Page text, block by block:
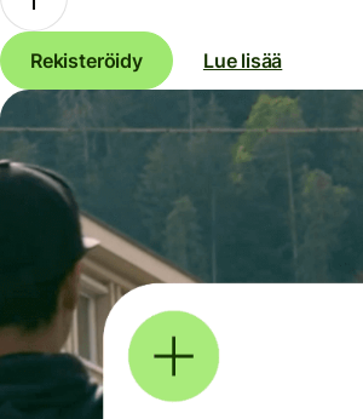
Rekisteröidy Lue lisää